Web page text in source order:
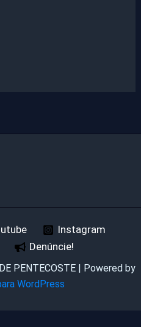
Instagram
Denúncie!
PENTECOSTE | Powered by
WordPress